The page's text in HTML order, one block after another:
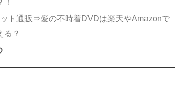
！
ト通販⇒愛の不時着DVDは楽天やAmazonで
る？